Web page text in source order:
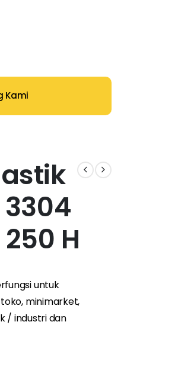
Kami
3304
H
untuk
minimarket,
/ industri dan